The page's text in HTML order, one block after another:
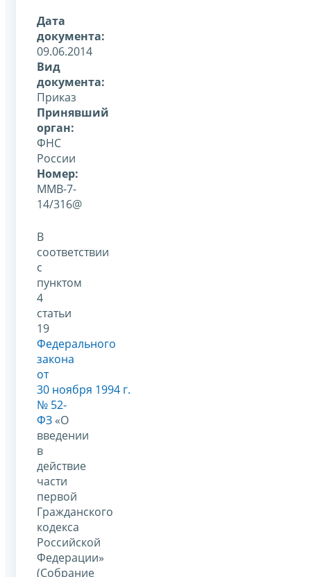
Дата
документа:
09.06.2014
Вид
документа:
Приказ
Принявший
орган:
ФНС
России
Номер:
ММВ-7-
14/316@
В
соответствии
с
пунктом
4
статьи
19
Федерального
закона
от
30 ноября 1994 г.
№ 52-
ФЗ «О
введении
в
действие
части
первой
Гражданского
кодекса
Российской
Федерации»
(Собрание